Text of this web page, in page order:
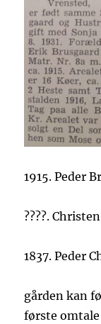
1915. Peder
????.
1837. Peder
gården kan
første